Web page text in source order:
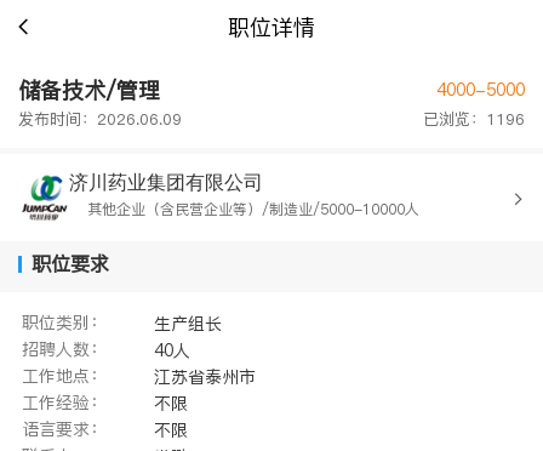
职位详情
储备技术/管理 4000-5000
发布时间：2026.06.09 已浏览：1196
济川药业集团有限公司
其他企业（含民营企业等）/制造业/5000-10000人
职位要求
职位类别：
生产组长
招聘人数：
40人
工作地点：
江苏省泰州市
工作经验：
不限
语言要求：
不限